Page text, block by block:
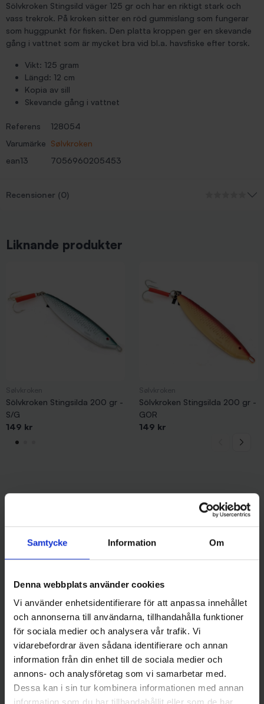
Samtycke Information Om
Denna webbplats använder cookies
Vi använder enhetsidentifierare för att anpassa innehållet
och annonserna till användarna, tillhandahålla funktioner
för sociala medier och analysera vår trafik. Vi
vidarebefordrar även sådana identifierare och annan
information från din enhet till de sociala medier och
annons- och analysföretag som vi samarbetar med.
Dessa kan i sin tur kombinera informationen med annan
Sölvkroken Stingsild väger 125 gr och har en riktigt stark och
vass trekrok. På kroken sitter en röd gummislang som fungerar
som huggpunkt för fisken. Den platta kroppen ger en skevande
gång i vattnet som är mycket bra vid bl.a. havsfiske efter torsk.
Vikt: 125 gram
Längd: 12 cm
Kopia av sill
Skevande gång i vattnet
Referens
128054
Varumärke Sølvkroken
ean13
7056960205453
Recensioner (0)
Liknande produkter
Sölvkroken Stingsilda 200 gr -
S/G
149 kr
Sölvkroken Stingsilda 200 gr -
GOR
149 kr
Sølvkroken
Sölvkroken Stingsilda 400 gr -
Silver
189 kr
Kinetic
Kinetic Twister Sister 300g -
Chartreuse/Silver
109 kr